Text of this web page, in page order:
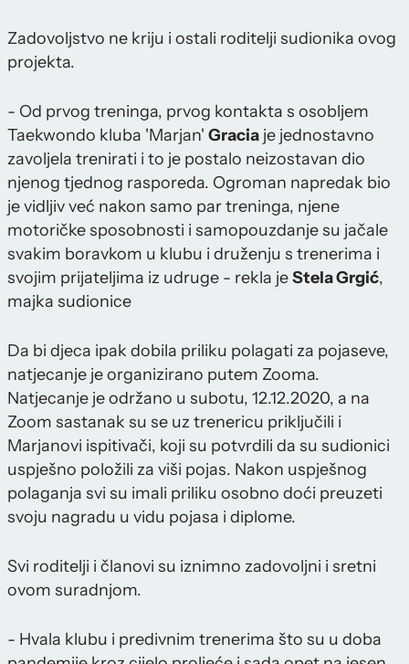
Zadovoljstvo ne kriju i ostali roditelji sudionika ovog
projekta.
- Od prvog treninga, prvog kontakta s osobljem
Taekwondo kluba 'Marjan' Gracia je jednostavno
zavoljela trenirati i to je postalo neizostavan dio
njenog tjednog rasporeda. Ogroman napredak bio
je vidljiv već nakon samo par treninga, njene
motoričke sposobnosti i samopouzdanje su jačale
svakim boravkom u klubu i druženju s trenerima i
svojim prijateljima iz udruge - rekla jeStela Grgić,
majka sudionice
Da bi djeca ipak dobila priliku polagati za pojaseve,
natjecanje je organizirano putem Zooma.
Natjecanje je održano u subotu, 12.12.2020, a na
Zoom sastanak su se uz trenericu priključili i
Marjanovi ispitivači, koji su potvrdili da su sudionici
uspješno položili za viši pojas. Nakon uspješnog
polaganja svi su imali priliku osobno doći preuzeti
svoju nagradu u vidu pojasa i diplome.
Svi roditelji i članovi su iznimno zadovoljni i sretni
ovom suradnjom.
- Hvala klubu i predivnim trenerima što su u doba